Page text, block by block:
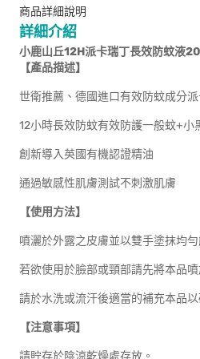
商品詳細說明
詳細介紹
小鹿山丘12H派卡瑞丁長效防蚊液
【產品描述】
世衛推薦、德國進口有效防蚊成分
12小時長效防蚊有效防護一般蚊+小
創新導入英國有機認證精油
通過敏感性肌膚測試不刺激肌膚
【使用方法】
噴灑於外露之皮膚並以雙手塗抹均
若欲使用於臉部或頸部請先將本品
請於水洗或流汗後適當的補充本品以
【注意事項】
請貯存於陰涼乾燥處存放。